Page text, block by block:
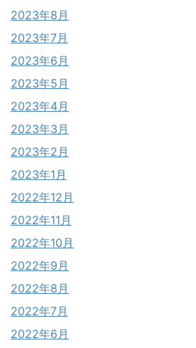
2023年8月
2023年7月
2023年6月
2023年5月
2023年4月
2023年3月
2023年2月
2023年1月
2022年12月
2022年11月
2022年10月
2022年9月
2022年8月
2022年7月
2022年6月